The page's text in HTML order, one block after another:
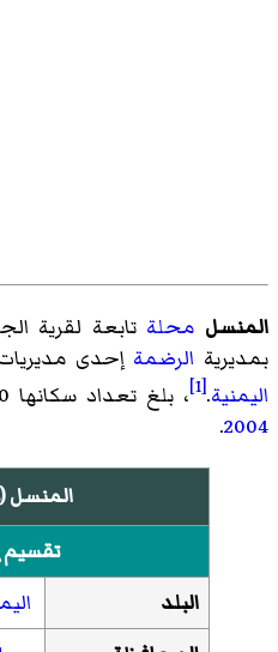
المنسل محلة تابعة لقرية
بمديرية الرضمة إحدى
اليمنية.
[1] ، بلغ تعداد سكانها 270 حسب
2004
.
المنسل
تقسيم
البلد